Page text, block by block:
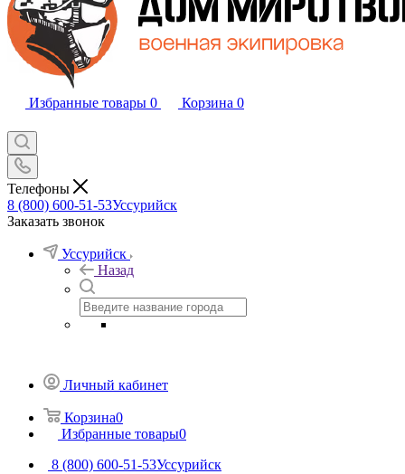
Избранные товары 0 Корзина 0
Телефоны
8 (800) 600-51-53Уссурийск
Заказать звонок
Уссурийск
Назад
Личный кабинет
Корзина0
Избранные товары0
8 (800) 600-51-53Уссурийск